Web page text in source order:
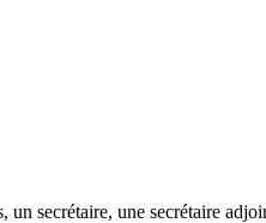
secrétaire, une secrétaire